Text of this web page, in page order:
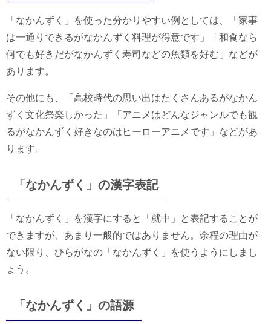
「なかんずく」を使った分かりやすい例としては、「家事
は一通りできるがなかんずく料理が得意です」「和食なら
何でも好きだがなかんずく寿司などの魚類を好む」などが
あります。
その他にも、「高校時代の思い出はたくさんあるがなかん
ずく文化祭楽しかった」「アニメはどんなジャンルでも観
るがなかんずく好きなのはヒーローアニメです」などがあ
ります。
「なかんずく」の漢字表記
「なかんずく」を漢字にすると「就中」と表記することが
できますが、あまり一般的ではありません。余程の理由が
ない限り、ひらがなの「なかんずく」を使うようにしまし
ょう。
「なかんずく」の語源